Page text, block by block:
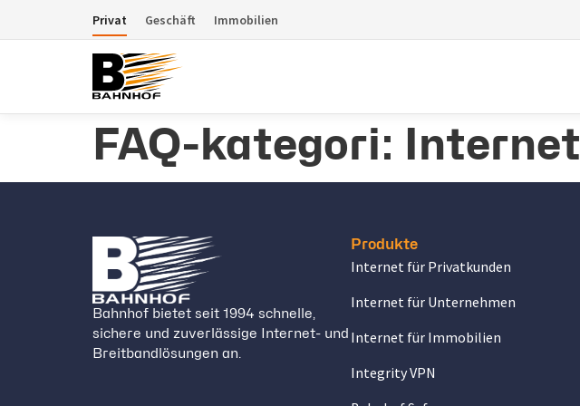
Privat Geschäft Immobilien
FAQ-kategori: Internet
Bahnhof bietet seit 1994 schnelle,
sichere und zuverlässige Internet- und
Breitbandlösungen an.
Produkte
Internet für Privatkunden
Internet für Unternehmen
Internet für Immobilien
Integrity VPN